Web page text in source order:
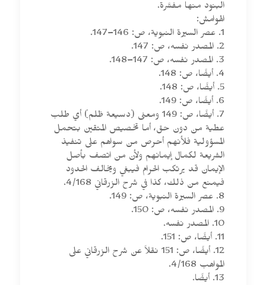
البنود منها مفسَّرة.
الهوامش:
1. عصر السيرة النبوية، ص: 146–147.
2. المصدر نفسه، ص: 147.
3. المصدر نفسه، ص: 147–148.
4. أيضًا، ص: 148.
5. أيضًا، ص: 148.
6. أيضًا، ص: 149.
7. أيضًا، ص: 149 ومعنى (دسيعة ظلم) أي طلب
عطية من دون حق، أما تخصيص المتقين بتحمل
المسؤولية فلأنهم أحرص من سواهم على تنفيذ
الشريعة لكمال إيمانهم ولأن من اتصف بأصل
الإيمان قد يرتكب الحرام فيبغي ويخالف الحدود
فيمنع من ذلك، كذا في شرح الزرقاني 4/168.
8. عصر السيرة النبوية، ص: 149.
9. المصدر نفسه، ص: 150.
10. المصدر نفسه.
11. أيضًا، ص: 151.
12. أيضًا، ص: 151 نقلاً عن شرح الزرقاني على
المواهب 4/168.
13. أيضًا.